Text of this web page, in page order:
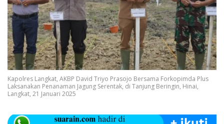
Kapolres Langkat, AKBP David Triyo Prasojo Bersama Forkopimda Plus
Laksanakan Penanaman Jagung Serentak, di Tanjung Beringin, Hinai,
Langkat, 21 Januari 2025